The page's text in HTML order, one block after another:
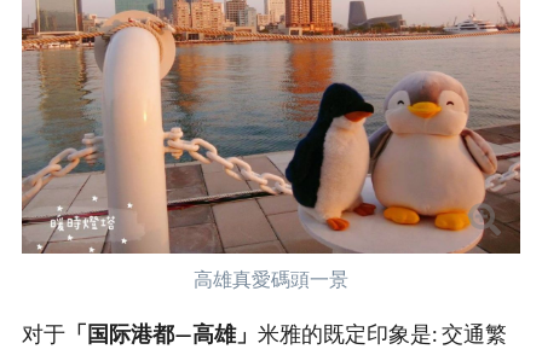
高雄真愛碼頭一景
对于 「国际港都—高雄」 米雅的既定印象是: 交通繁